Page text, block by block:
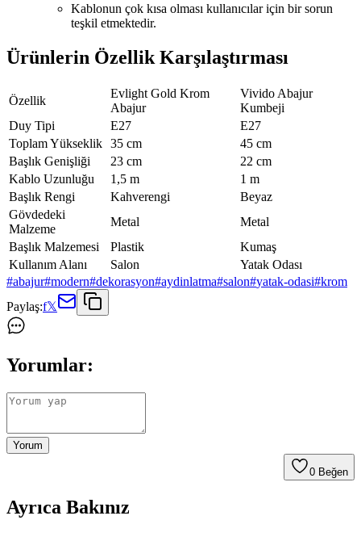
Kablonun çok kısa olması kullanıcılar için bir sorun
teşkil etmektedir.
Ürünlerin Özellik Karşılaştırması
Özellik
Evlight Gold Krom
Abajur
Vivido Abajur
Kumbeji
Duy Tipi
E27
E27
Toplam Yükseklik 35 cm
45 cm
Başlık Genişliği
23 cm
22 cm
Kablo Uzunluğu
1,5 m
1 m
Başlık Rengi
Kahverengi
Beyaz
Gövdedeki
Malzeme
Metal
Metal
Başlık Malzemesi
Plastik
Kumaş
Kullanım Alanı
Salon
Yatak Odası
#abajur#modern#dekorasyon#aydinlatma#salon#yatak-odasi#krom
Paylaş:f𝕏
Yorumlar:
Yorum
0 Beğen
Ayrıca Bakınız